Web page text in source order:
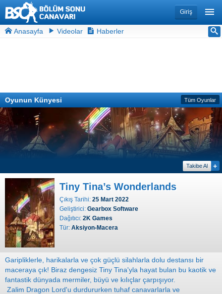
Giriş
Anasayfa Videolar Haberler
Oyunun Künyesi Tüm Oyunlar
Takibe Al +
Tiny Tina’s Wonderlands
Çıkış Tarihi: 25 Mart 2022
Geliştirici: Gearbox Software
Dağıtıcı: 2K Games
Tür: Aksiyon-Macera
Garipliklerle, harikalarla ve çok güçlü silahlarla dolu destansı bir
maceraya çık! Biraz dengesiz Tiny Tina'yla hayat bulan bu kaotik ve
fantastik dünyada mermiler, büyü ve kılıçlar çarpışıyor.
Zalim Dragon Lord'u durdururken tuhaf canavarlarla ve